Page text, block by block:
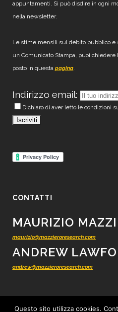
appuntamenti. Si può disdire in ogni
nella newsletter.
Le stime mensili sul debito pubblico e
un Comunicato Stampa, puoi chiedere
posto in questa pagina.
Indirizzo email:
Dichiaro di aver letto le condizioni
CONTATTI
MAURIZIO
maurizio@mazzieroresearch.com
ANDREW
andrew@mazzieroresearch.com
Questo sito utilizza cookies.